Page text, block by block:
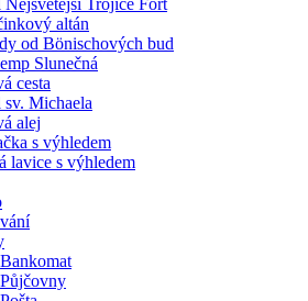
Nejsvětější Trojice Fořt
altán
od Bönischových bud
Slunečná
cesta
sv. Michaela
alej
s výhledem
lavice s výhledem
Bankomat
Půjčovny